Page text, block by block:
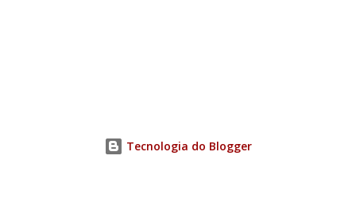
metano e de outros gases inflamáveis que se evola dos
pântanos e dos lugares onde se encontram matérias
Tecnologia do Blogger